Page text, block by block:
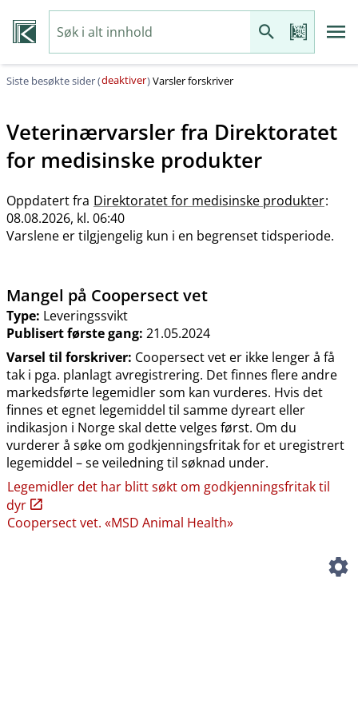
Siste besøkte sider (deaktiver)Varsler forskriver
Veterinærvarsler fra Direktoratet
for medisinske produkter
Oppdatert fra Direktoratet for medisinske produkter:
08.08.2026, kl. 06:40
Varslene er tilgjengelig kun i en begrenset tidsperiode.
Mangel på Coopersect vet
Type: Leveringssvikt
Publisert første gang: 21.05.2024
Varsel til forskriver: Coopersect vet er ikke lenger å få
tak i pga. planlagt avregistrering. Det finnes flere andre
markedsførte legemidler som kan vurderes. Hvis det
finnes et egnet legemiddel til samme dyreart eller
indikasjon i Norge skal dette velges først. Om du
vurderer å søke om godkjenningsfritak for et uregistrert
legemiddel – se veiledning til søknad under.
Legemidler det har blitt søkt om godkjenningsfritak til
dyr
Coopersect vet. «MSD Animal Health»